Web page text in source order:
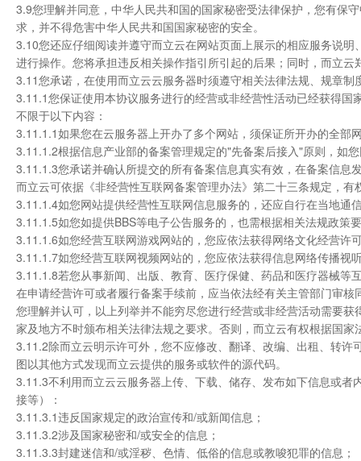
3.9您理解并同意，中华人民共和国的国家秘密受法律保护，您有保
求，并不得危害中华人民共和国国家秘密的安全。
3.10您还应仔细阅读并遵守而立云在网站页面上展示的相应服务说
进行操作。您将承担违反相关操作指引所引起的后果；同时，而立
3.11您承诺，在使用而立云云服务器时须遵守相关法律法规、规章
3.11.1您保证使用本协议服务进行的经营或非经营性活动已经获得
不限于以下内容：
3.11.1.1如果您在云服务器上开办了多个网站，须保证所开办的全部
3.11.1.2根据信息产业部的备案管理规定的"先备案后接入"原则，如
3.11.1.3您承诺并确认所提交的所有备案信息真实有效，在备案信
而立云可依据《非经营性互联网备案管理办法》第二十三条规定，
3.11.1.4如您网站提供经营性互联网信息服务的，还应自行在当地通
3.11.1.5如您如提供BBS等电子公告服务的，也需根据相关法规政策
3.11.1.6如您经营互联网游戏网站的，您应依法获得网络文化经营许
3.11.1.7如您经营互联网视频网站的，您应依法获得信息网络传播视
3.11.1.8若您从事新闻、出版、教育、医疗保健、药品和医疗器械
在申请经营许可或者履行备案手续前，应当依法经有关主管部门审核
您理解并认可，以上列举并不能穷尽您进行经营或非经营活动需要
家及地方不时颁布相关法律法规之要求。否则，而立云有权根据国
3.11.2除而立云明示许可外，您不应修改、翻译、改编、出租、转
图以其他方式发现而立云提供的服务或软件的源代码。
3.11.3不利用而立云云服务器上传、下载、储存、发布如下信息或
接等）：
3.11.3.1违反国家规定的政治宣传和/或新闻信息；
3.11.3.2涉及国家秘密和/或安全的信息；
3.11.3.3封建迷信和/或淫秽、色情、低俗的信息或教唆犯罪的信息；